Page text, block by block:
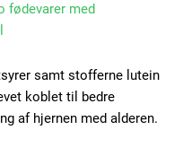
fødevarer med
samt stofferne lutein
koblet til bedre
af hjernen med alderen.